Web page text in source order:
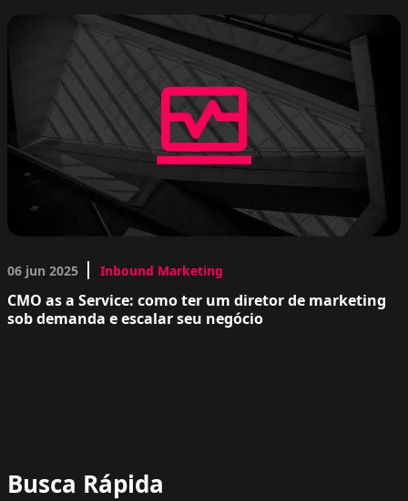
06 jun 2025 Inbound Marketing
CMO as a Service: como ter um diretor de marketing
sob demanda e escalar seu negócio
Busca Rápida